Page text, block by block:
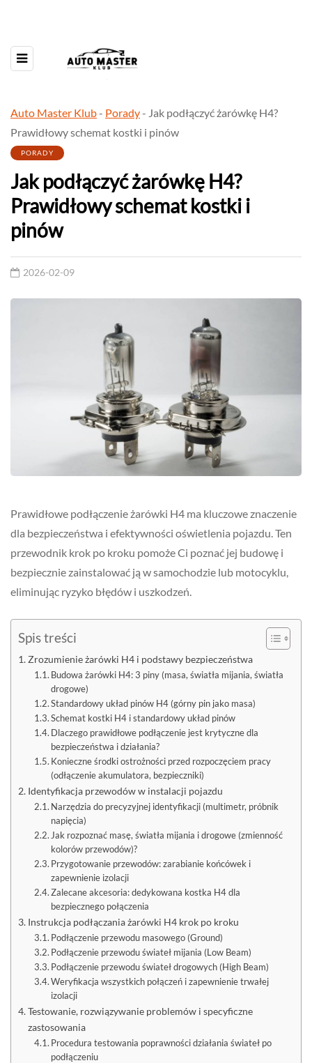
Auto Master Klub- Porady- Jak podłączyć żarówkę H4?
Prawidłowy schemat kostki i pinów
PORADY
Jak podłączyć żarówkę H4?
Prawidłowy schemat kostki i
pinów
2026-02-09
Prawidłowe podłączenie żarówki H4 ma kluczowe znaczenie
dla bezpieczeństwa i efektywności oświetlenia pojazdu. Ten
przewodnik krok po kroku pomoże Ci poznać jej budowę i
bezpiecznie zainstalować ją w samochodzie lub motocyklu,
eliminując ryzyko błędów i uszkodzeń.
Spis treści
Zrozumienie żarówki H4 i podstawy bezpieczeństwa
Budowa żarówki H4: 3 piny (masa, światła mijania, światła
drogowe)
Standardowy układ pinów H4 (górny pin jako masa)
Schemat kostki H4 i standardowy układ pinów
Dlaczego prawidłowe podłączenie jest krytyczne dla
bezpieczeństwa i działania?
Konieczne środki ostrożności przed rozpoczęciem pracy
(odłączenie akumulatora, bezpieczniki)
Identyfikacja przewodów w instalacji pojazdu
Narzędzia do precyzyjnej identyfikacji (multimetr, próbnik
napięcia)
Jak rozpoznać masę, światła mijania i drogowe (zmienność
kolorów przewodów)?
Przygotowanie przewodów: zarabianie końcówek i
zapewnienie izolacji
Zalecane akcesoria: dedykowana kostka H4 dla
bezpiecznego połączenia
Instrukcja podłączania żarówki H4 krok po kroku
Podłączenie przewodu masowego (Ground)
Podłączenie przewodu świateł mijania (Low Beam)
Podłączenie przewodu świateł drogowych (High Beam)
Weryfikacja wszystkich połączeń i zapewnienie trwałej
izolacji
Testowanie, rozwiązywanie problemów i specyficzne
zastosowania
Procedura testowania poprawności działania świateł po
podłączeniu